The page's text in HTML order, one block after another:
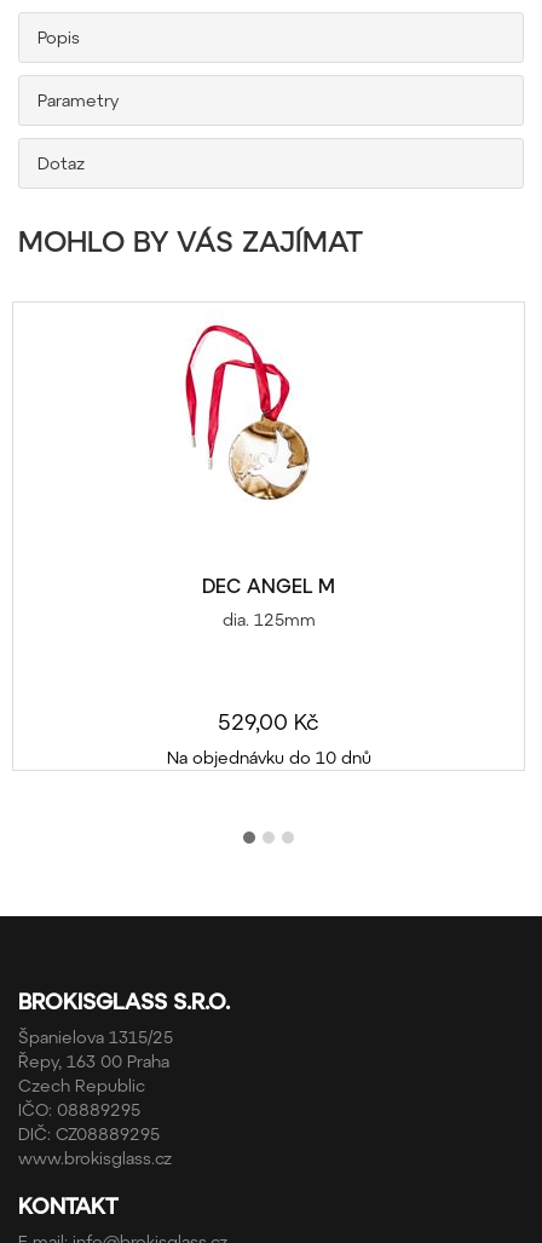
Popis
Parametry
Dotaz
MOHLO BY VÁS ZAJÍMAT
DEC ANGEL M
dia. 125mm
529,00 Kč
Na objednávku do 10 dnů
BROKISGLASS S.R.O.
Španielova 1315/25
Řepy, 163 00 Praha
Czech Republic
IČO: 08889295
DIČ: CZ08889295
www.brokisglass.cz
KONTAKT